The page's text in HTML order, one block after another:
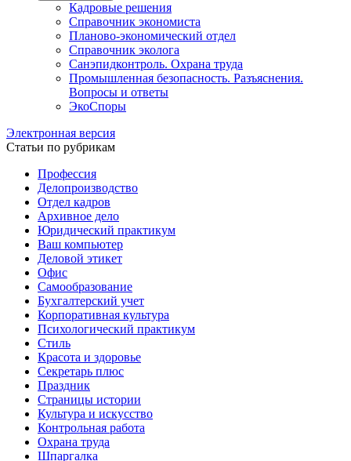
Кадровые решения
Справочник экономиста
Планово-экономический отдел
Справочник эколога
Санэпидконтроль. Охрана труда
Промышленная безопасность. Разъяснения.
Вопросы и ответы
ЭкоСпоры
Электронная версия
Статьи по рубрикам
Профессия
Делопроизводство
Отдел кадров
Архивное дело
Юридический практикум
Ваш компьютер
Деловой этикет
Офис
Самообразование
Бухгалтерский учет
Корпоративная культура
Психологический практикум
Стиль
Красота и здоровье
Секретарь плюс
Праздник
Страницы истории
Культура и искусство
Контрольная работа
Охрана труда
Шпаргалка